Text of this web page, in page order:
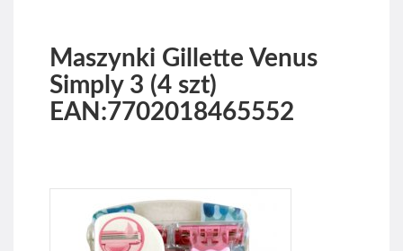
Maszynki Gillette Venus
Simply 3 (4 szt)
EAN:7702018465552